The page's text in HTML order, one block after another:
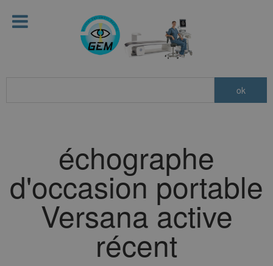
échographe
d'occasion portable
Versana active
récent